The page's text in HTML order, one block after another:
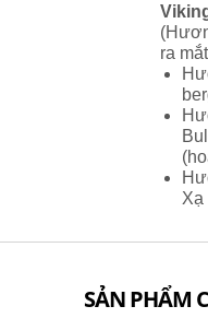
ra
Xạ
SẢN PHẨM